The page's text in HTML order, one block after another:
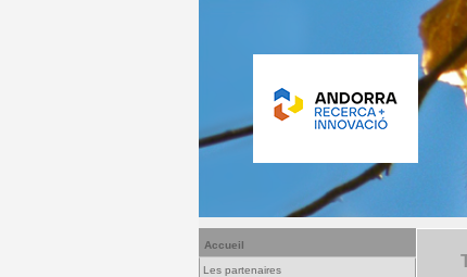
Accueil
Les partenaires